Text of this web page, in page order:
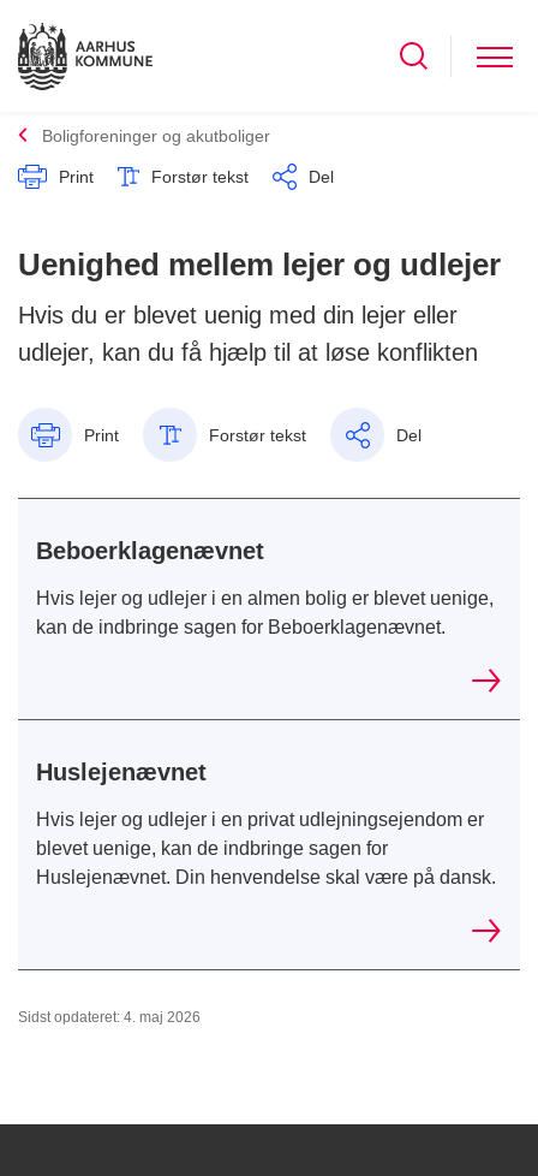
Boligforeninger og akutboliger
Print Forstør tekst Del
Uenighed mellem lejer og udlejer
Hvis du er blevet uenig med din lejer eller
udlejer, kan du få hjælp til at løse konflikten
Print Forstør tekst Del
Beboerklagenævnet
Hvis lejer og udlejer i en almen bolig er blevet uenige,
kan de indbringe sagen for Beboerklagenævnet.
Huslejenævnet
Hvis lejer og udlejer i en privat udlejningsejendom er
blevet uenige, kan de indbringe sagen for
Huslejenævnet. Din henvendelse skal være på dansk.
Sidst opdateret: 4. maj 2026